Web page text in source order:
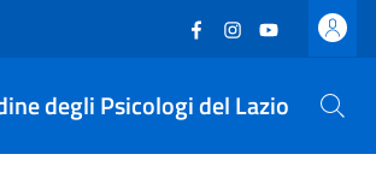
Facebook
(nuova scheda -
Instagram
(nuova scheda
YouTube
(nuova
degli Psicologi del Lazio